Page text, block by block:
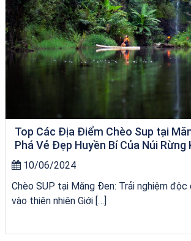
Top Các Địa Điểm Chèo Sup tại
Phá Vẻ Đẹp Huyền Bí Của Núi Rừng
10/06/2024
Chèo SUP tại Măng Đen: Trải nghiệm độc
vào thiên nhiên Giới […]